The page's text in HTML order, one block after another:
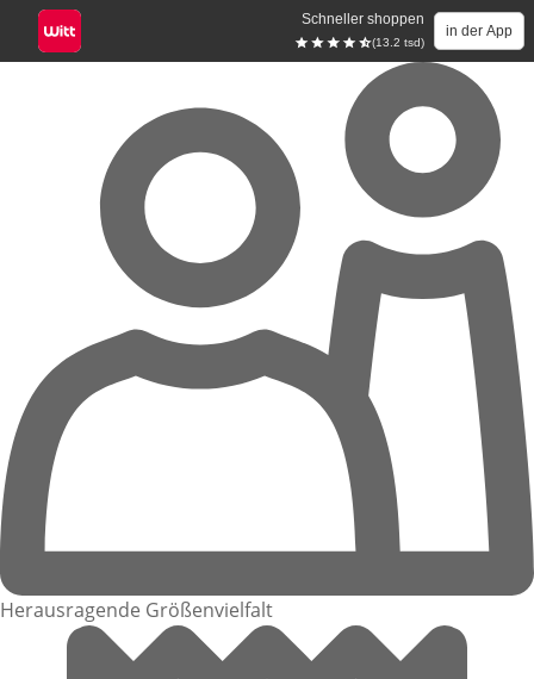
Schneller shoppen
(13.2 tsd)
in der App
Herausragende Größenvielfalt